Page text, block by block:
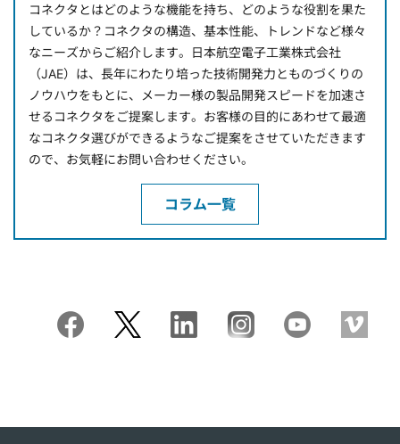
コネクタとはどのような機能を持ち、どのような役割を果た
しているか？コネクタの構造、基本性能、トレンドなど様々
なニーズからご紹介します。日本航空電子工業株式会社
（JAE）は、長年にわたり培った技術開発力とものづくりの
ノウハウをもとに、メーカー様の製品開発スピードを加速さ
せるコネクタをご提案します。お客様の目的にあわせて最適
なコネクタ選びができるようなご提案をさせていただきます
ので、お気軽にお問い合わせください。
コラム一覧